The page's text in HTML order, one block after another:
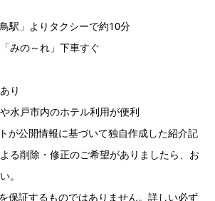
駅」よりタクシーで約10分
みの～れ」下車すぐ
り
水戸市内のホテル利用が便利
が公開情報に基づいて独自作成した紹介記
る削除・修正のご希望がありましたら、お
。
保証するものではありません。詳しい必ず